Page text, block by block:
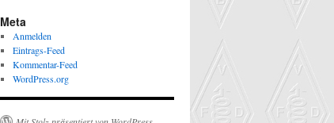
Meta
Anmelden
Eintrags-Feed
Kommentar-Feed
WordPress.org